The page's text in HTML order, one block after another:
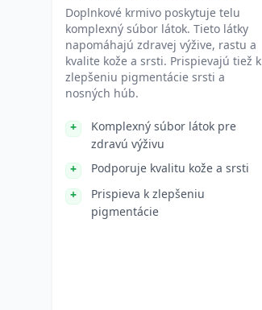
Doplnkové krmivo poskytuje telu
komplexný súbor látok. Tieto látky
napomáhajú zdravej výžive, rastu a
kvalite kože a srsti. Prispievajú tiež k
zlepšeniu pigmentácie srsti a
nosných húb.
Komplexný súbor látok pre
zdravú výživu
Podporuje kvalitu kože a srsti
Prispieva k zlepšeniu
pigmentácie